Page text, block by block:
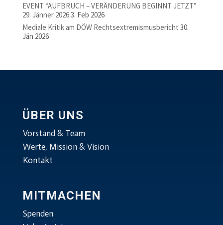
EVENT “AUFBRUCH – VERÄNDERUNG BEGINNT JETZT”
29. Jänner 20263. Feb 2026
Mediale Kritik am DÖW Rechtsextremismusbericht 30.
Jän 2026
ÜBER UNS
Vorstand & Team
Werte, Mission & Vision
Kontakt
MITMACHEN
Spenden